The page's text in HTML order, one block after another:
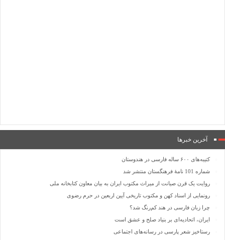
آخرین خبرها
کتیبه‌های ۶۰۰ ساله فارسی در هندوستان
شماره 101 نامۀ فرهنگستان منتشر شد
روایت یک قرن صیانت از میراث مکتوب ایران به بیان معاون کتابخانه ملی
رونمایی از اسناد کهن و مکتوب تاریخی آیین اربعین در حرم رضوی
چرا زبان فارسی در هند کم‌رنگ شد؟
ایران، اتحادیه‌ای بر بنیاد صلح و عشق است
رستاخیز شعر پارسی در رسانه‌های اجتماعی